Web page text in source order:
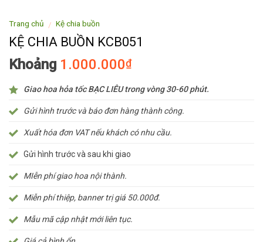
Trang chủ / Kệ chia buồn
KỆ CHIA BUỒN KCB051
Khoảng 1.000.000₫
Giao hoa hỏa tốc BẠC LIÊU trong vòng 30-60 phút.
Gửi hình trước và báo đơn hàng thành công.
Xuất hóa đơn VAT nếu khách có nhu cầu.
Gửi hình trước và sau khi giao
MIễn phí giao hoa nội thành.
Miễn phí thiệp, banner trị giá 50.000đ.
Mẫu mã cập nhật mới liên tục.